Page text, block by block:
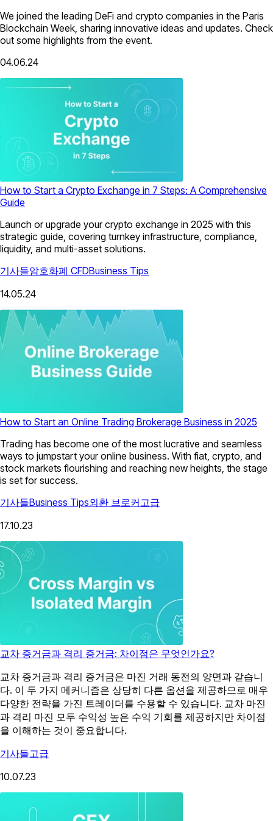
We joined the leading DeFi and crypto companies in the Paris
Blockchain Week, sharing innovative ideas and updates. Check
out some highlights from the event.
04.06.24
How to Start a Crypto Exchange in 7 Steps: A Comprehensive
Guide
Launch or upgrade your crypto exchange in 2025 with this
strategic guide, covering turnkey infrastructure, compliance,
liquidity, and multi-asset solutions.
기사들암호화폐 CFDBusiness Tips
14.05.24
How to Start an Online Trading Brokerage Business in 2025
Trading has become one of the most lucrative and seamless
ways to jumpstart your online business. With fiat, crypto, and
stock markets flourishing and reaching new heights, the stage
is set for success.
기사들Business Tips외환 브로커 고급
17.10.23
교차 증거금과 격리 증거금: 차이점은 무엇인가요?
교차 증거금과 격리 증거금은 마진 거래 동전의 양면과 같습니
다. 이 두 가지 메커니즘은 상당히 다른 옵션을 제공하므로 매우
다양한 전략을 가진 트레이더를 수용할 수 있습니다. 교차 마진
과 격리 마진 모두 수익성 높은 수익 기회를 제공하지만 차이점
을 이해하는 것이 중요합니다.
기사들고급
10.07.23